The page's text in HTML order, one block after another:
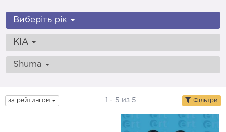
Виберіть рік
KIA
Shuma
за рейтингом 1 - 5 из 5 Фільтри